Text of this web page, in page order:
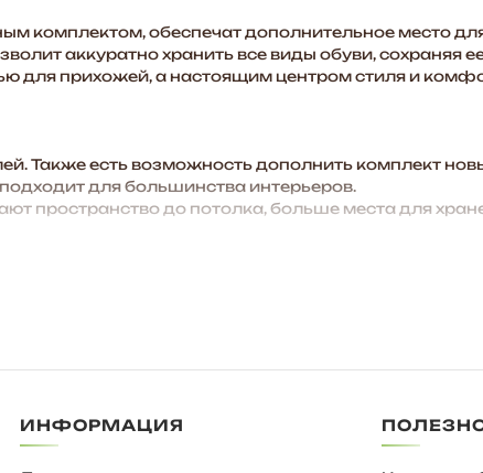
комплектом, обеспечат дополнительное место
аккуратно хранить все виды обуви, сохраняя
для прихожей, а настоящим центром стиля и
Также есть возможность дополнить комплект
для большинства интерьеров.
пространство до потолка, больше места для
ИНФОРМАЦИЯ